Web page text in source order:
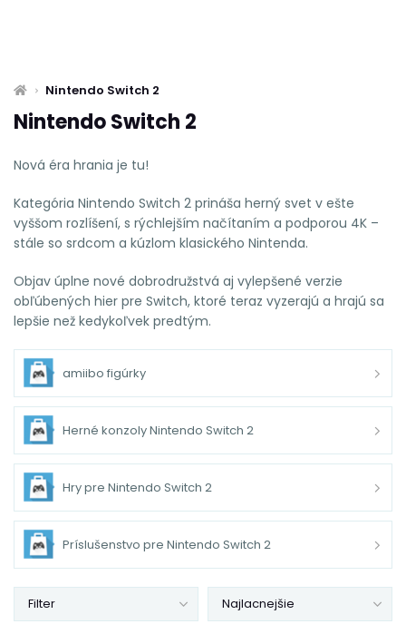
Nintendo Switch 2
Nintendo Switch 2
Nová éra hrania je tu!
Kategória Nintendo Switch 2 prináša herný svet v ešte
vyššom rozlíšení, s rýchlejším načítaním a podporou 4K –
stále so srdcom a kúzlom klasického Nintenda.
Objav úplne nové dobrodružstvá aj vylepšené verzie
obľúbených hier pre Switch, ktoré teraz vyzerajú a hrajú sa
lepšie než kedykoľvek predtým.
amiibo figúrky
Herné konzoly Nintendo Switch 2
Hry pre Nintendo Switch 2
Príslušenstvo pre Nintendo Switch 2
Najlacnejšie
Filter